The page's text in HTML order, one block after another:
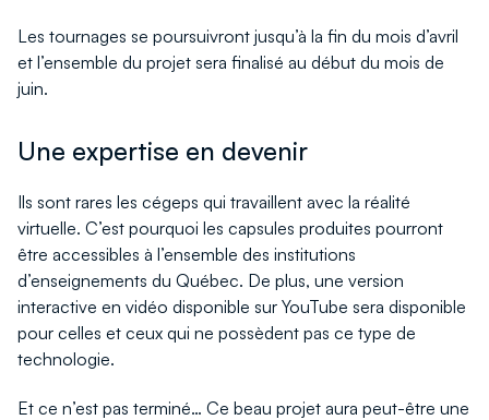
Les tournages se poursuivront jusqu’à la fin du mois d’avril
et l’ensemble du projet sera finalisé au début du mois de
juin.
Une expertise en devenir
Ils sont rares les cégeps qui travaillent avec la réalité
virtuelle. C’est pourquoi les capsules produites pourront
être accessibles à l’ensemble des institutions
d’enseignements du Québec. De plus, une version
interactive en vidéo disponible sur YouTube sera disponible
pour celles et ceux qui ne possèdent pas ce type de
technologie.
Et ce n’est pas terminé… Ce beau projet aura peut-être une